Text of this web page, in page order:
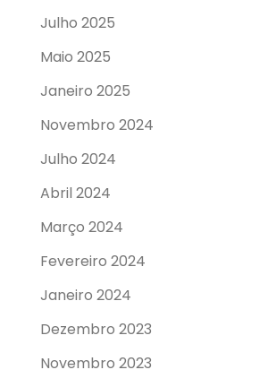
Julho 2025
Maio 2025
Janeiro 2025
Novembro 2024
Julho 2024
Abril 2024
Março 2024
Fevereiro 2024
Janeiro 2024
Dezembro 2023
Novembro 2023